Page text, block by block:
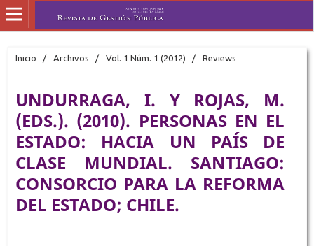
Inicio / Archivos / Vol. 1 Núm. 1 (2012) / Reviews
UNDURRAGA, I. Y ROJAS, M.
(EDS.). (2010). PERSONAS EN EL
ESTADO: HACIA UN PAÍS DE
CLASE MUNDIAL. SANTIAGO:
CONSORCIO PARA LA REFORMA
DEL ESTADO; CHILE.